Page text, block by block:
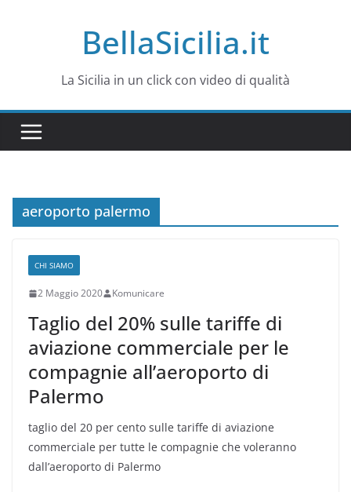
BellaSicilia.it
La Sicilia in un click con video di qualità
aeroporto palermo
CHI SIAMO
2 Maggio 2020 Komunicare
Taglio del 20% sulle tariffe di
aviazione commerciale per le
compagnie all’aeroporto di
Palermo
taglio del 20 per cento sulle tariffe di aviazione
commerciale per tutte le compagnie che voleranno
dall’aeroporto di Palermo